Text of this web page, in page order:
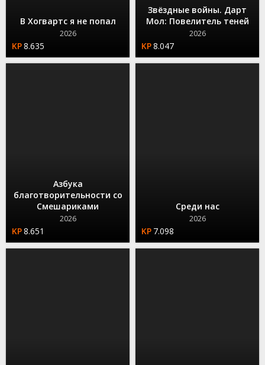
В Хогвартс я не попал
2026
8.635
Звёздные войны. Дарт
Мол: Повелитель теней
2026
8.047
Азбука
благотворительности со
Смешариками
2026
8.651
Среди нас
2026
7.098